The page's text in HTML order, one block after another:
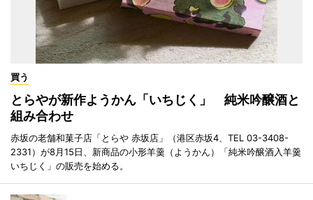
買う
とらやが新作ようかん「いちじく」 純米吟醸酒と
組み合わせ
赤坂の老舗和菓子店「とらや 赤坂店」（港区赤坂4、TEL 03-3408-
2331）が8月15日、新商品の小形羊羹（ようかん）「純米吟醸酒入羊羹
いちじく」の販売を始める。